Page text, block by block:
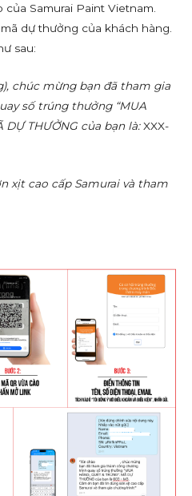
Samurai Paint Vietnam.
dự thưởng của khách hàng.
sau:
chúc mừng bạn đã tham gia
số trúng thưởng “MUA
DỰ THƯỞNG của bạn là:XXX-
xịt cao cấp Samurai và tham